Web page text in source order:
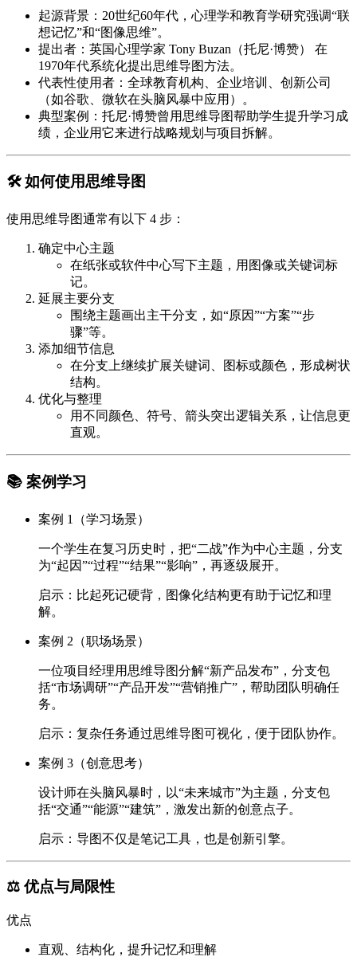
起源背景 ：20世纪60年代，心理学和教育学研究强调“联
想记忆”和“图像思维”。
提出者 ：英国心理学家 Tony Buzan（托尼·博赞）
在
1970年代系统化提出思维导图方法。
代表性使用者 ：全球教育机构、企业培训、创新公司
（如谷歌、微软在头脑风暴中应用）。
典型案例 ：托尼·博赞曾用思维导图帮助学生提升学习成
绩，企业用它来进行战略规划与项目拆解。
🛠 如何使用思维导图
使用思维导图通常有以下 4 步：
确定中心主题
在纸张或软件中心写下主题，用图像或关键词标
记。
延展主要分支
围绕主题画出主干分支，如“原因”“方案”“步
骤”等。
添加细节信息
在分支上继续扩展关键词、图标或颜色，形成树状
结构。
优化与整理
用不同颜色、符号、箭头突出逻辑关系，让信息更
直观。
📚 案例学习
案例 1（学习场景）
一个学生在复习历史时，把“二战”作为中心主题，分支
为“起因”“过程”“结果”“影响”，再逐级展开。
启示：比起死记硬背，图像化结构更有助于记忆和理
解。
案例 2（职场场景）
一位项目经理用思维导图分解“新产品发布”，分支包
括“市场调研”“产品开发”“营销推广”，帮助团队明确任
务。
启示：复杂任务通过思维导图可视化，便于团队协作。
案例 3（创意思考）
设计师在头脑风暴时，以“未来城市”为主题，分支包
括“交通”“能源”“建筑”，激发出新的创意点子。
启示：导图不仅是笔记工具，也是创新引擎。
⚖️ 优点与局限性
优点
直观、结构化，提升记忆和理解